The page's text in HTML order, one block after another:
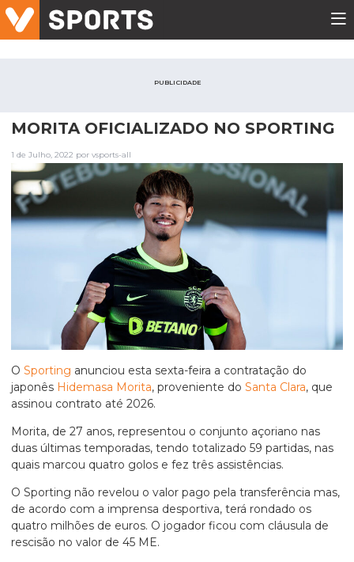
PUBLICIDADE
MORITA OFICIALIZADO NO SPORTING
1 de Julho, 2022 por vsports-all
O Sporting anunciou esta sexta-feira a contratação do
japonês Hidemasa Morita, proveniente do Santa Clara, que
assinou contrato até 2026.
Morita, de 27 anos, representou o conjunto açoriano nas
duas últimas temporadas, tendo totalizado 59 partidas, nas
quais marcou quatro golos e fez três assistências.
O Sporting não revelou o valor pago pela transferência mas,
de acordo com a imprensa desportiva, terá rondado os
quatro milhões de euros. O jogador ficou com cláusula de
rescisão no valor de 45 ME.